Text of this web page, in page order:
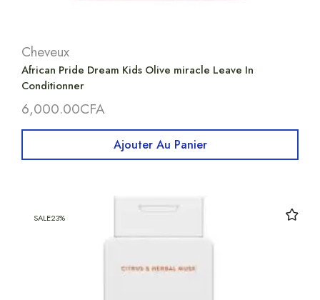
Cheveux
African Pride Dream Kids Olive miracle Leave In
Conditionner
6,000.00CFA
Ajouter Au Panier
SALE23%